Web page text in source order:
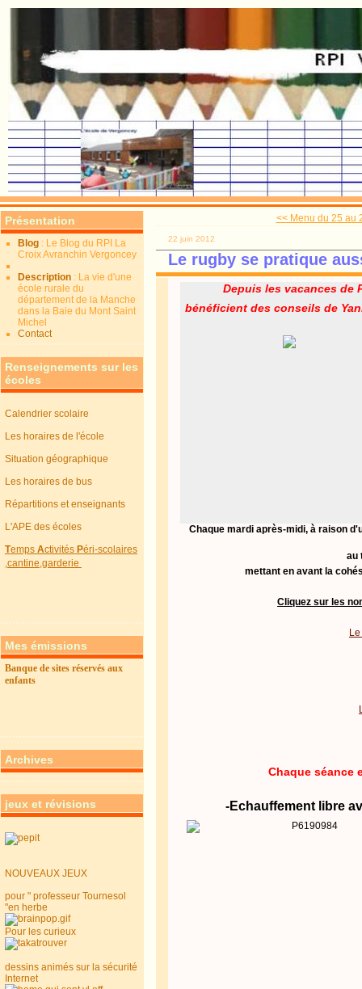
Présentation
Blog : Le Blog du RPI La
Croix Avranchin Vergoncey
Description : La vie d'une
école rurale du
département de la Manche
dans la Baie du Mont Saint
Michel
Contact
Renseignements sur les
écoles
Calendrier scolaire
Les horaires de l'école
Situation géographique
Les horaires de bus
Répartitions et enseignants
L'APE des écoles
TempsActivitésPéri-scolaires
,cantine,garderie
Mes émissions
Banque de sites réservés aux
enfants
Archives
jeux et révisions
NOUVEAUX JEUX
pour " professeur Tournesol
"en herbe
Pour les curieux
dessins animés sur la sécurité
Internet
<< Menu du 25 au
22 juin 2012
Le rugby se pratique
Depuis les vacances de
bénéficient des conseils de
Chaque mardi après-midi, à raison
au
mettant en avant la
Cliquez sur les
Chaque séance
-Echauffement libre